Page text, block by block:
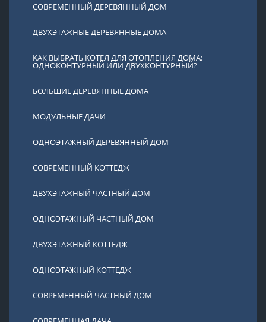
СОВРЕМЕННЫЙ ДЕРЕВЯННЫЙ ДОМ
ДВУХЭТАЖНЫЕ ДЕРЕВЯННЫЕ ДОМА
КАК ВЫБРАТЬ КОТЕЛ ДЛЯ ОТОПЛЕНИЯ ДОМА:
ОДНОКОНТУРНЫЙ ИЛИ ДВУХКОНТУРНЫЙ?
БОЛЬШИЕ ДЕРЕВЯННЫЕ ДОМА
МОДУЛЬНЫЕ ДАЧИ
ОДНОЭТАЖНЫЙ ДЕРЕВЯННЫЙ ДОМ
СОВРЕМЕННЫЙ КОТТЕДЖ
ДВУХЭТАЖНЫЙ ЧАСТНЫЙ ДОМ
ОДНОЭТАЖНЫЙ ЧАСТНЫЙ ДОМ
ДВУХЭТАЖНЫЙ КОТТЕДЖ
ОДНОЭТАЖНЫЙ КОТТЕДЖ
СОВРЕМЕННЫЙ ЧАСТНЫЙ ДОМ